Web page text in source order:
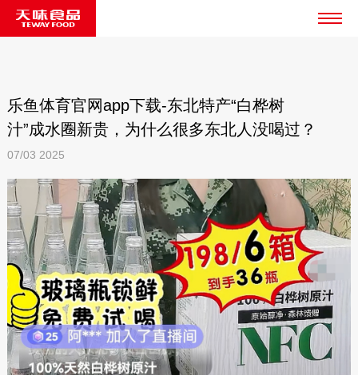
乐鱼体育官网app下载-东北特产“白桦树
汁”成水圈新贵，为什么很多东北人没喝过？
07/03 2025